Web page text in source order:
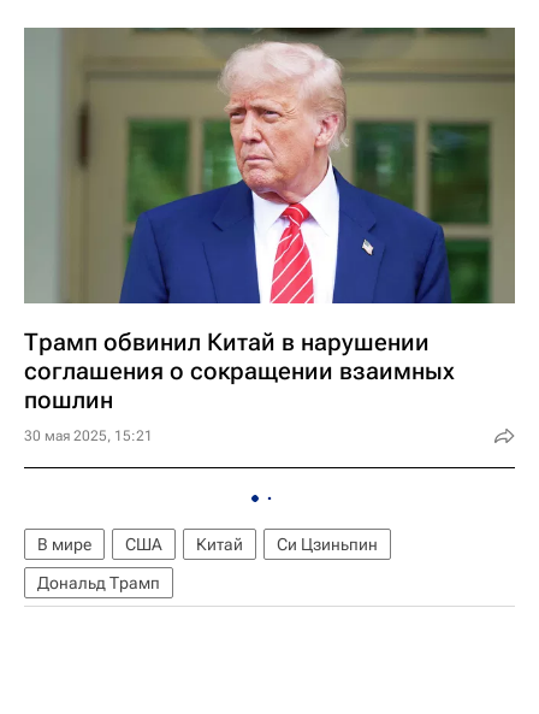
Трамп обвинил Китай в нарушении
соглашения о сокращении взаимных
пошлин
30 мая 2025, 15:21
В мире США Китай
Си Цзиньпин
Дональд Трамп